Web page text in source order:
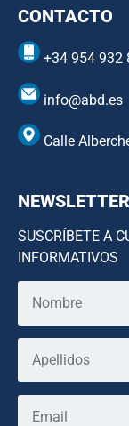
CONTACTO
+34 954 932
info@abd.es
Calle
NEWSLETTER
SUSCRÍBETE A
INFORMATIVOS